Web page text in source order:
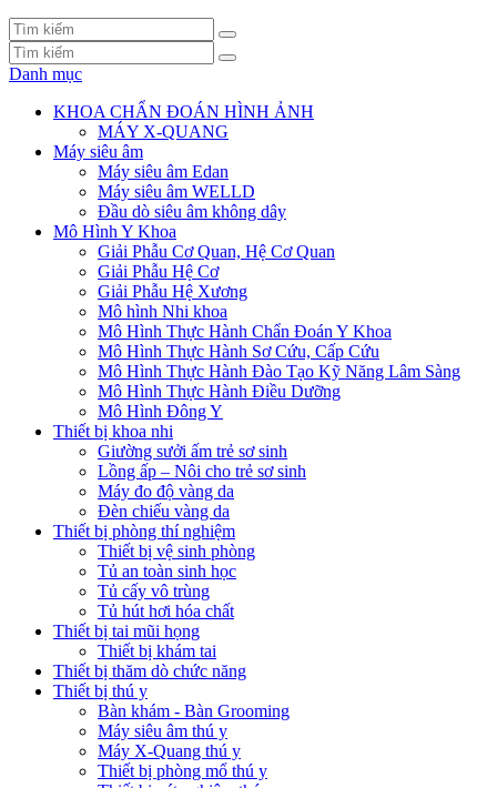
Danh mục
KHOA CHẨN ĐOÁN HÌNH ẢNH
MÁY X-QUANG
Máy siêu âm
Máy siêu âm Edan
Máy siêu âm WELLD
Đầu dò siêu âm không dây
Mô Hình Y Khoa
Giải Phẫu Cơ Quan, Hệ Cơ Quan
Giải Phẫu Hệ Cơ
Giải Phẫu Hệ Xương
Mô hình Nhi khoa
Mô Hình Thực Hành Chẩn Đoán Y Khoa
Mô Hình Thực Hành Sơ Cứu, Cấp Cứu
Mô Hình Thực Hành Đào Tạo Kỹ Năng Lâm Sàng
Mô Hình Thực Hành Điều Dưỡng
Mô Hình Đông Y
Thiết bị khoa nhi
Giường sưởi ấm trẻ sơ sinh
Lồng ấp – Nôi cho trẻ sơ sinh
Máy đo độ vàng da
Đèn chiếu vàng da
Thiết bị phòng thí nghiệm
Thiết bị vệ sinh phòng
Tủ an toàn sinh học
Tủ cấy vô trùng
Tủ hút hơi hóa chất
Thiết bị tai mũi họng
Thiết bị khám tai
Thiết bị thăm dò chức năng
Thiết bị thú y
Bàn khám - Bàn Grooming
Máy siêu âm thú y
Máy X-Quang thú y
Thiết bị phòng mổ thú y